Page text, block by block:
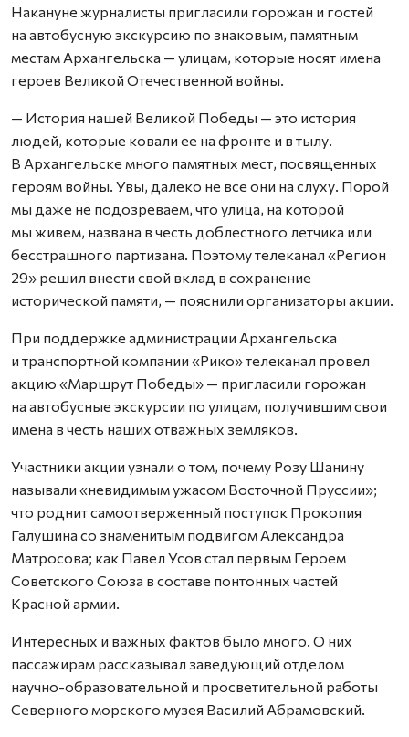
Накануне журналисты пригласили горожан и гостей
на автобусную экскурсию по знаковым, памятным
местам Архангельска — улицам, которые носят имена
героев Великой Отечественной войны.
— История нашей Великой Победы — это история
людей, которые ковали ее на фронте и в тылу.
В Архангельске много памятных мест, посвященных
героям войны. Увы, далеко не все они на слуху. Порой
мы даже не подозреваем, что улица, на которой
мы живем, названа в честь доблестного летчика или
бесстрашного партизана. Поэтому телеканал «Регион
29» решил внести свой вклад в сохранение
исторической памяти, — пояснили организаторы акции.
При поддержке администрации Архангельска
и транспортной компании «Рико» телеканал провел
акцию «Маршрут Победы» — пригласили горожан
на автобусные экскурсии по улицам, получившим свои
имена в честь наших отважных земляков.
Участники акции узнали о том, почему Розу Шанину
называли «невидимым ужасом Восточной Пруссии»;
что роднит самоотверженный поступок Прокопия
Галушина со знаменитым подвигом Александра
Матросова; как Павел Усов стал первым Героем
Советского Союза в составе понтонных частей
Красной армии.
Интересных и важных фактов было много. О них
пассажирам рассказывал заведующий отделом
научно-образовательной и просветительной работы
Северного морского музея Василий Абрамовский.